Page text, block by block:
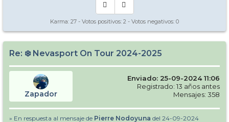
Karma: 27 - Votos positivos: 2 - Votos negativos: 0
Re: ❄️ Nevasport On Tour 2024-2025
Zapador
Enviado: 25-09-2024 11:06
Registrado: 13 años antes
Mensajes: 358
» En respuesta al mensaje de Pierre Nodoyuna del 24-09-2024